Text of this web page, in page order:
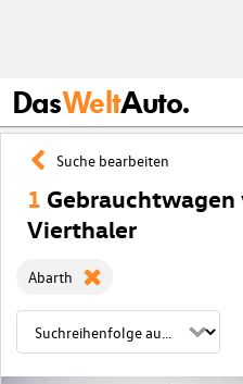
DasWeltAuto.
Suche bearbeiten
1
Vierthaler
Abarth